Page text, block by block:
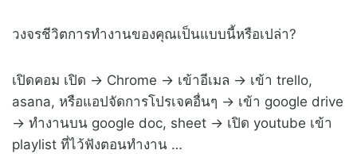
วงจรชีวิตการทำงานของคุณเป็นแบบนี้หรือเปล่า?
เปิดคอม เปิด → Chrome → เข้าอีเมล → เข้า trello,
asana, หรือแอปจัดการโปรเจคอื่นๆ → เข้า google drive
→ ทำงานบน google doc, sheet → เปิด youtube เข้า
playlist ที่ไว้ฟังตอนทำงาน …